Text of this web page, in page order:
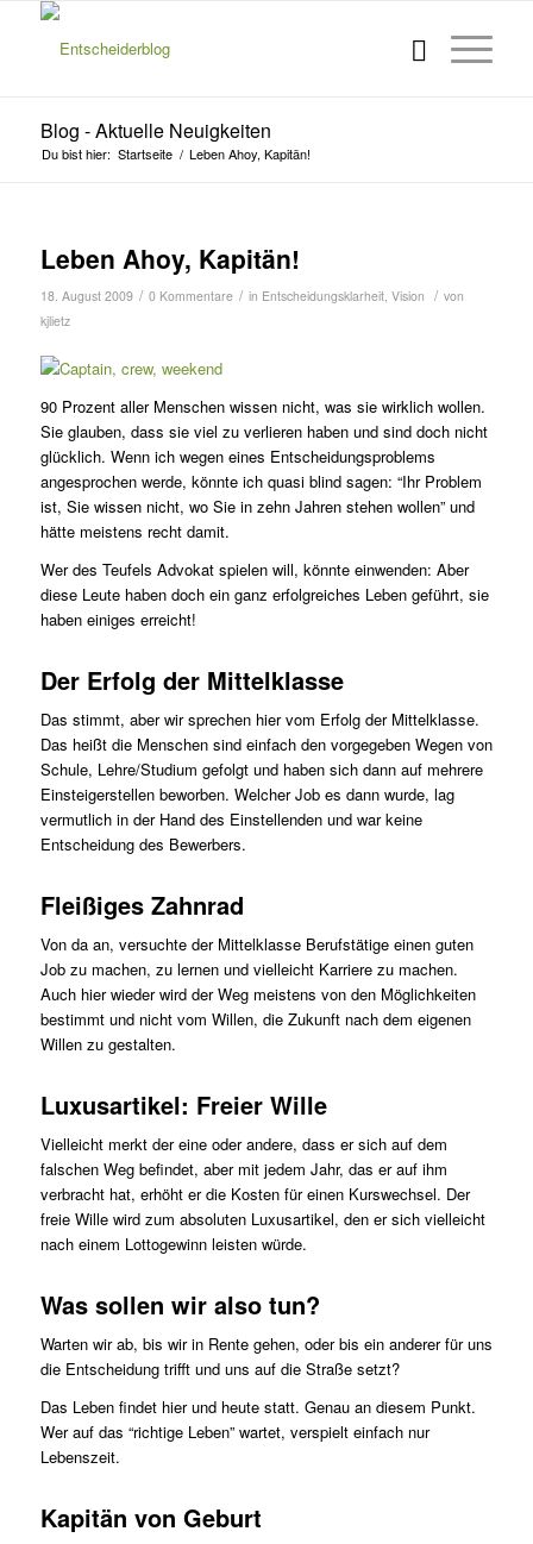
Blog - Aktuelle Neuigkeiten
Du bist hier: Startseite / Leben Ahoy, Kapitän!
Leben Ahoy, Kapitän!
18. August 2009 / 0 Kommentare / in Entscheidungsklarheit, Vision / von
kjlietz
90 Prozent aller Menschen wissen nicht, was sie wirklich wollen.
Sie glauben, dass sie viel zu verlieren haben und sind doch nicht
glücklich. Wenn ich wegen eines Entscheidungsproblems
angesprochen werde, könnte ich quasi blind sagen: “Ihr Problem
ist, Sie wissen nicht, wo Sie in zehn Jahren stehen wollen” und
hätte meistens recht damit.
Wer des Teufels Advokat spielen will, könnte einwenden: Aber
diese Leute haben doch ein ganz erfolgreiches Leben geführt, sie
haben einiges erreicht!
Der Erfolg der Mittelklasse
Das stimmt, aber wir sprechen hier vom Erfolg der Mittelklasse.
Das heißt die Menschen sind einfach den vorgegeben Wegen von
Schule, Lehre/Studium gefolgt und haben sich dann auf mehrere
Einsteigerstellen beworben. Welcher Job es dann wurde, lag
vermutlich in der Hand des Einstellenden und war keine
Entscheidung des Bewerbers.
Fleißiges Zahnrad
Von da an, versuchte der Mittelklasse Berufstätige einen guten
Job zu machen, zu lernen und vielleicht Karriere zu machen.
Auch hier wieder wird der Weg meistens von den Möglichkeiten
bestimmt und nicht vom Willen, die Zukunft nach dem eigenen
Willen zu gestalten.
Luxusartikel: Freier Wille
Vielleicht merkt der eine oder andere, dass er sich auf dem
falschen Weg befindet, aber mit jedem Jahr, das er auf ihm
verbracht hat, erhöht er die Kosten für einen Kurswechsel. Der
freie Wille wird zum absoluten Luxusartikel, den er sich vielleicht
nach einem Lottogewinn leisten würde.
Was sollen wir also tun?
Warten wir ab, bis wir in Rente gehen, oder bis ein anderer für uns
die Entscheidung trifft und uns auf die Straße setzt?
Das Leben findet hier und heute statt. Genau an diesem Punkt.
Wer auf das “richtige Leben” wartet, verspielt einfach nur
Lebenszeit.
Kapitän von Geburt